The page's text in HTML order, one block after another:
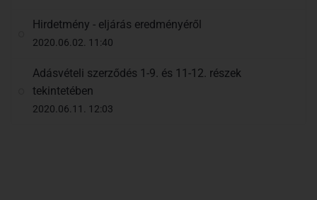
Hirdetmény - eljárás eredményéről
2020.06.02. 11:40
Adásvételi szerződés 1-9. és 11-12. részek
tekintetében
2020.06.11. 12:03